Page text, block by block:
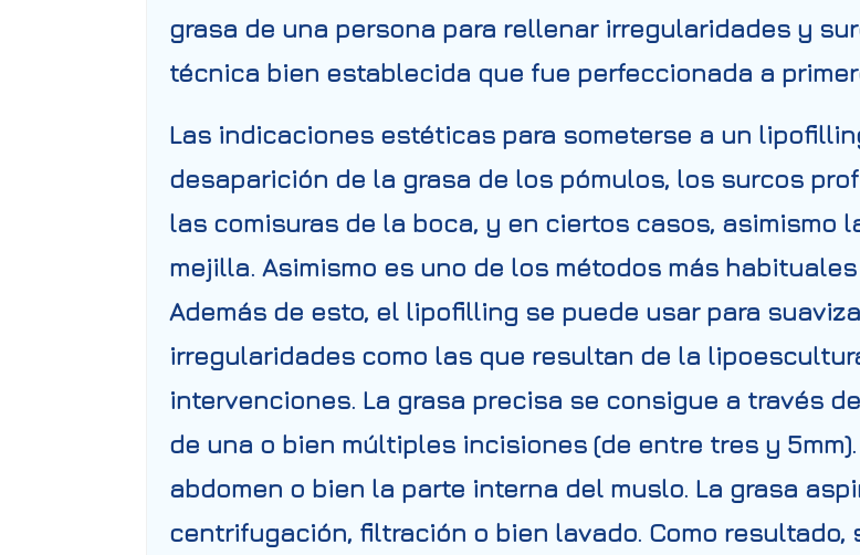
grasa de una persona para rellenar irregularidades y
técnica bien establecida que fue perfeccionada a
Las indicaciones estéticas para someterse a un
desaparición de la grasa de los pómulos, los surcos
las comisuras de la boca, y en ciertos casos, asimismo
mejilla. Asimismo es uno de los métodos más
Además de esto, el lipofilling se puede usar para
irregularidades como las que resultan de la
intervenciones. La grasa precisa se consigue a través
de una o bien múltiples incisiones (de entre tres y
abdomen o bien la parte interna del muslo. La grasa
centrifugación, filtración o bien lavado. Como